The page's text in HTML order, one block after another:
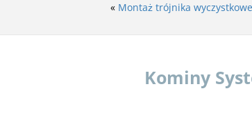
« Montaż trójnika
Kominy